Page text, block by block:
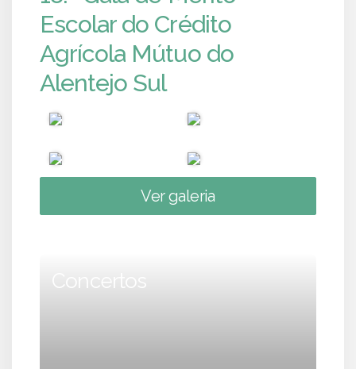
Escolar do Crédito
Agrícola Mútuo do
Alentejo Sul
Ver galeria
Concertos